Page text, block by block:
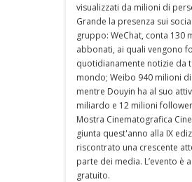
visualizzati da milioni di
Grande la presenza sui
gruppo: WeChat, conta 130
abbonati, ai quali vengono
quotidianamente notizie da
mondo; Weibo 940 milioni
mentre Douyin ha al suo
miliardo e 12 milioni
Mostra Cinematografica
giunta quest'anno alla IX
riscontrato una crescente
parte dei media. L’evento è
gratuito.